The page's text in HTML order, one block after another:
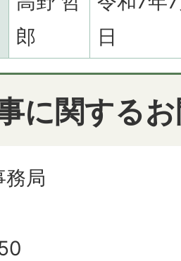
郎
日
に関する
務局